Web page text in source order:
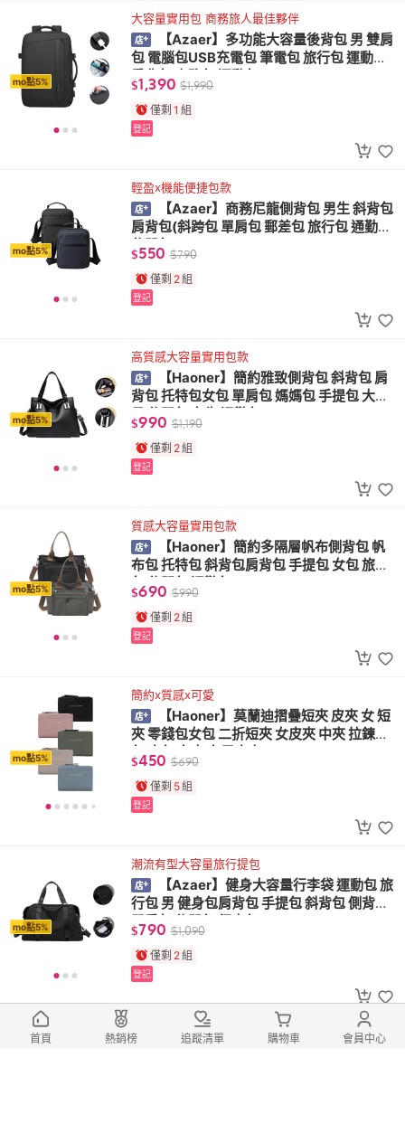
mo點5%
大容量實用包 商務旅人最佳夥伴
【Azaer】多功能大容量後背包 男 雙肩
包 電腦包USB充電包 筆電包 旅行包 運動包
肩背包 商務包 運動包
$1,390 $1,990
僅剩 1 組
登記
mo點5%
輕盈x機能便捷包款
【Azaer】商務尼龍側背包 男生 斜背包
肩背包(斜跨包 單肩包 郵差包 旅行包 通勤包
休閒包)
$550 $790
僅剩 2組
登記
mo點5%
高質感大容量實用包款
【Haoner】簡約雅致側背包 斜背包 肩
背包 托特包女包 單肩包 媽媽包 手提包 大容
量 休閒包 女生 通勤包
$990 $1,190
僅剩 2組
登記
mo點5%
質感大容量實用包款
【Haoner】簡約多隔層帆布側背包 帆
布包 托特包 斜背包肩背包 手提包 女包 旅行
包 休閒包 通勤包
$690 $990
僅剩 2組
登記
mo點5%
簡約x質感x可愛
【Haoner】莫蘭迪摺疊短夾 皮夾 女 短
夾 零錢包女包 二折短夾 女皮夾 中夾 拉鍊錢
包 皮包 女夾 女用皮夾
$450 $690
僅剩 5組
登記
mo點5%
潮流有型大容量旅行提包
【Azaer】健身大容量行李袋 運動包 旅
行包 男 健身包肩背包 手提包 斜背包 側背包
單肩包 休閒包 行李包
$790 $1,090
僅剩 2組
登記
經典純色簡約時尚皮夾
首頁 熱銷榜 追蹤清單 購物車 會員中心